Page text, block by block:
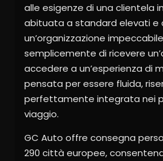
alle esigenze di una clientela
abituata a standard elevati e
un’organizzazione
semplicemente di ricevere
accedere a un’esperienza di
pensata per essere fluida,
perfettamente integrata nei
viaggio.
GC Auto offre consegna
290 città europee,